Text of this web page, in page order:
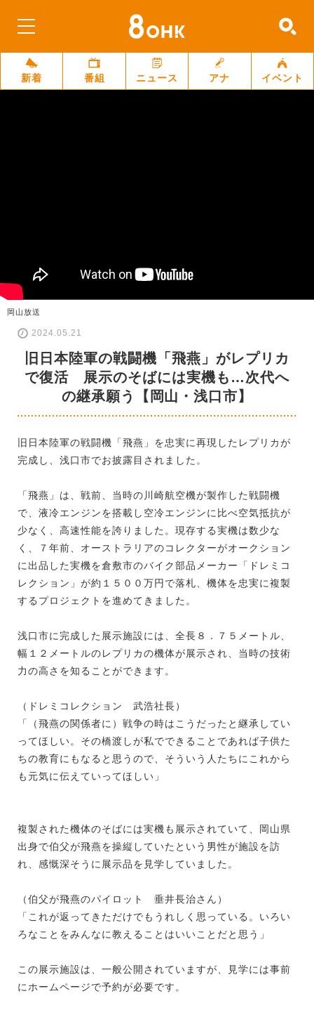
新着 番組 ニュース アナ イベント
岡山放送
2024.05.21
旧日本陸軍の戦闘機「飛燕」がレプリカ
で復活 展示のそばには実機も…次代へ
の継承願う【岡山・浅口市】
旧日本陸軍の戦闘機「飛燕」を忠実に再現したレプリカが
完成し、浅口市でお披露目されました。
「飛燕」は、戦前、当時の川崎航空機が製作した戦闘機
で、液冷エンジンを搭載し空冷エンジンに比べ空気抵抗が
少なく、高速性能を誇りました。現存する実機は数少な
く、７年前、オーストラリアのコレクターがオークション
に出品した実機を倉敷市のバイク部品メーカー「ドレミコ
レクション」が約１５００万円で落札、機体を忠実に複製
するプロジェクトを進めてきました。
浅口市に完成した展示施設には、全長８．７５メートル、
幅１２メートルのレプリカの機体が展示され、当時の技術
力の高さを知ることができます。
（ドレミコレクション 武浩社長）
「（飛燕の関係者に）戦争の時はこうだったと継承してい
ってほしい。その橋渡しが私でできることであれば子供た
ちの教育にもなると思うので、そういう人たちにこれから
も元気に伝えていってほしい」
複製された機体のそばには実機も展示されていて、岡山県
出身で伯父が飛燕を操縦していたという男性が施設を訪
れ、感慨深そうに展示品を見学していました。
（伯父が飛燕のパイロット 垂井長治さん）
「これが返ってきただけでもうれしく思っている。いろい
ろなことをみんなに教えることはいいことだと思う」
この展示施設は、一般公開されていますが、見学には事前
にホームページで予約が必要です。